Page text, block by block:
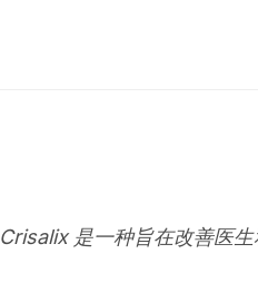
Crisalix 是一种旨在改善医